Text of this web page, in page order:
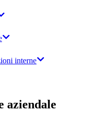
interne
aziendale